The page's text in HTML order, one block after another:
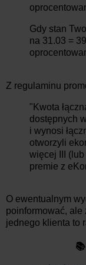
Gdy stan
na 31.03 =
Z regulaminu
"Kwota
dostępnych
i wynosi
otworzyli
więcej III
premie z
O ewentualnym
poinformować, ale
jednego klienta to